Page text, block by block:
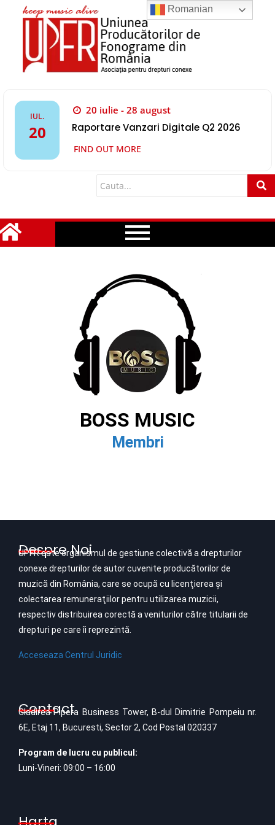
IUL.
20
20 iulie - 28 august
Raportare Vanzari Digitale Q2 2026
FIND OUT MORE
BOSS MUSIC
Membri
Despre Noi
UPFR este organismul de gestiune colectivă a drepturilor
conexe drepturilor de autor cuvenite producătorilor de
muzică din România, care se ocupă cu licenţierea şi
colectarea remuneraţiilor pentru utilizarea muzicii,
respectiv distribuirea corectă a veniturilor către titularii de
drepturi pe care îi reprezintă.
Acceseaza Centrul Juridic
Contact
Cladirea Pipera Business Tower, B-dul Dimitrie Pompeiu nr.
6E, Etaj 11, Bucuresti, Sector 2, Cod Postal 020337
Program de lucru cu publicul:
Luni-Vineri: 09:00 – 16:00
Romanian